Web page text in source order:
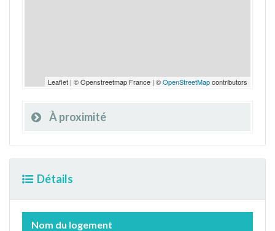
Leaflet | © Openstreetmap France | ©OpenStreetMapcontributors
À proximité
Détails
Nom du logement